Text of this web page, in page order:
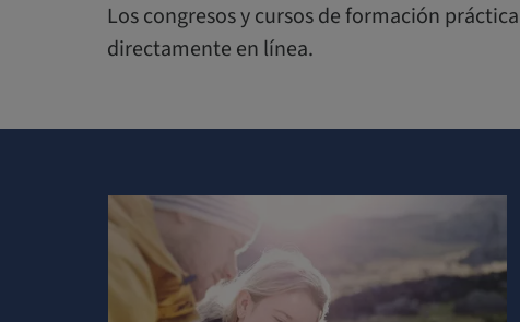
Los congresos y cursos de formación
directamente en línea.